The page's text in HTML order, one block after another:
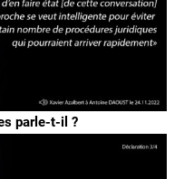
parle-t-il ?